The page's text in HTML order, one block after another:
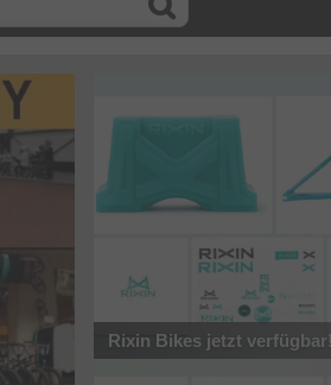
Rixin Bikes jetzt verfügbar!